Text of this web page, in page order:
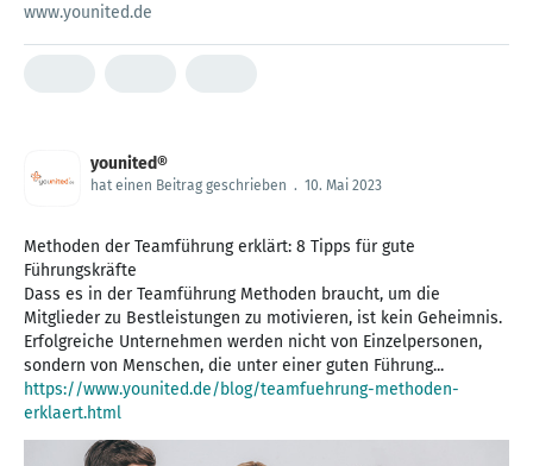
www.younited.de
younited®
hat einen Beitrag geschrieben . 10. Mai 2023
Methoden der Teamführung erklärt: 8 Tipps für gute
Führungskräfte
Dass es in der Teamführung Methoden braucht, um die
Mitglieder zu Bestleistungen zu motivieren, ist kein Geheimnis.
Erfolgreiche Unternehmen werden nicht von Einzelpersonen,
https://www.younited.de/blog/teamfuehrung-methoden-
erklaert.html